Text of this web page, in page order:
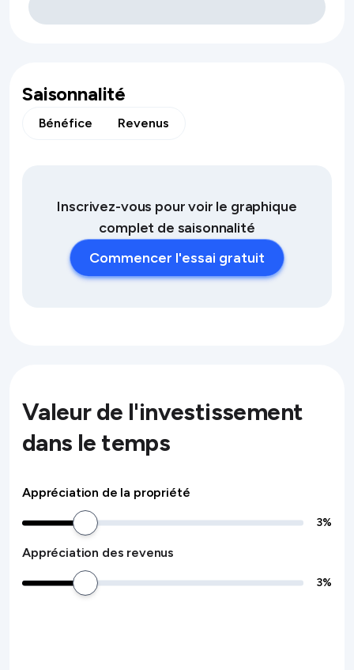
Saisonnalité
Bénéfice Revenus
Inscrivez-vous pour voir le graphique
complet de saisonnalité
Commencer l'essai gratuit
Valeur de l'investissement
dans le temps
Appréciation de la propriété
3%
Appréciation des revenus
3%